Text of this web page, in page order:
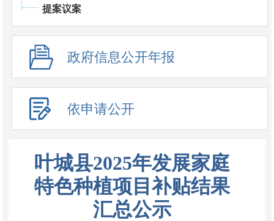
提案议案
政府信息公开年报
依申请公开
叶城县2025年发展家庭
特色种植项目补贴结果
汇总公示